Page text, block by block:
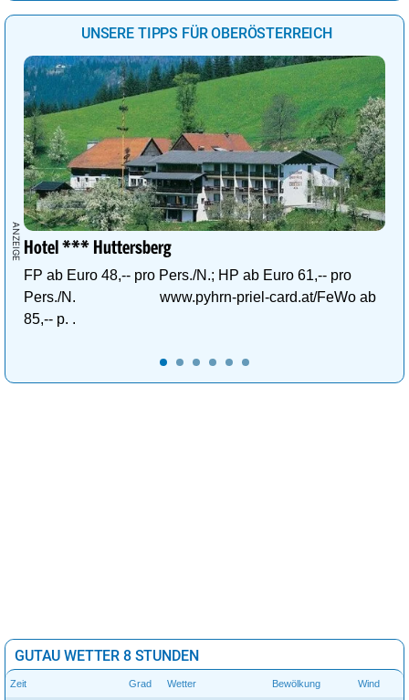
UNSERE TIPPS FÜR OBERÖSTERREICH
Hotel *** Huttersberg
FP ab Euro 48,-- pro Pers./N.; HP ab Euro 61,-- pro
Pers./N. www.pyhrn-priel-card.at/FeWo ab
85,-- p. .
GUTAU WETTER 8 STUNDEN
Zeit Grad Wetter Bewölkung Wind